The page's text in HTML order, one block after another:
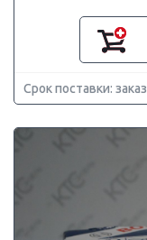
Срок поставки: